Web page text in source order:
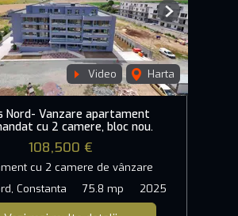
Video Harta
Next
Nord- Vanzare apartament
cu 2 camere, bloc nou.
108,500 €
cu 2 camere de vânzare
Constanta
75.8 mp 2025